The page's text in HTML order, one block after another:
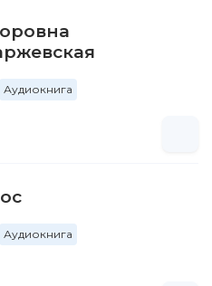
Аудиокнига
Аудиокнига